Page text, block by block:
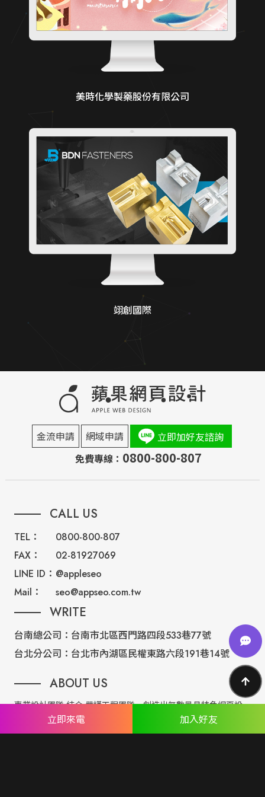
美時化學製藥股份有限公司
翊創國際
金流申請 網域申請
立即加好友諮詢
免費專線： 0800-800-807
CALL US
TEL：
0800-800-807
FAX：
02-81927069
LINE ID： @appleseo
Mail：
seo@appseo.com.tw
WRITE
台南總公司： 台南市北區西門路四段533巷77號
台北分公司： 台北市內湖區民權東路六段191巷14號
ABOUT US
專業設計團隊 結合 嚴謹工程團隊，創造出無數最具特色網頁設
計，不管是時尚美感或是網站最新特效技術，我們仍不斷學習推
出最創新的網頁設計。
立即來電 加入好友